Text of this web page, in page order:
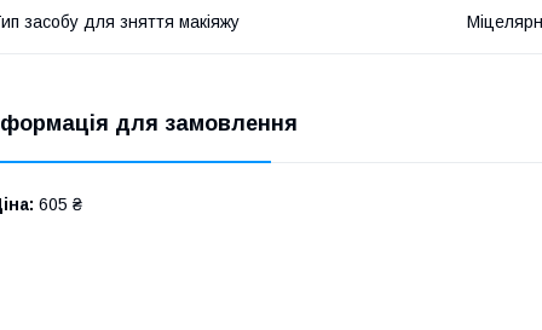
засобу для зняття макіяжу
для замовлення
605 ₴